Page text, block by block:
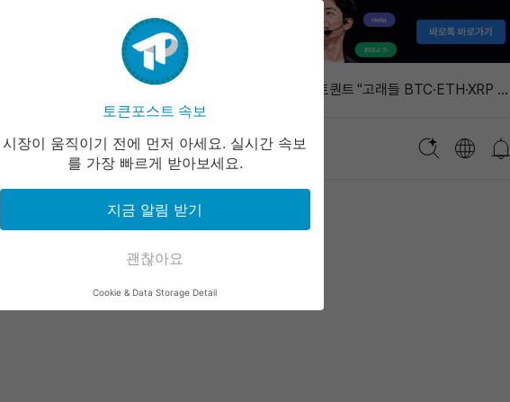
AI 에이전트 인프라 사피옴, 3500만달러
크립토퀀트 "고래들 BTC·ETH·XRP 매
단…'자금 피해 없어'
이크론과 10년 장기계약 맺었다
보다 372% 늘었다
집, 약세장 막바지 가능성"
마켓정보 라운지 커뮤니티 서비스
토큰포스트 속보
시장이 움직이기 전에 먼저 아세요. 실시간 속보
를 가장 빠르게 받아보세요.
지금 알림 받기
괜찮아요
Cookie & Data Storage Detail